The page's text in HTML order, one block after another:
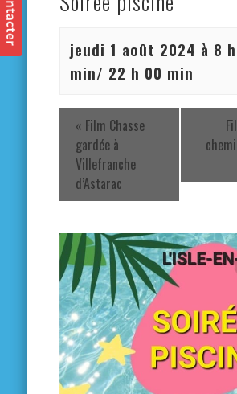
jeudi 1 août 2024 à 8
min/ 22 h 00 min
« Film Chasse
gardée à
Villefranche
d’Astarac